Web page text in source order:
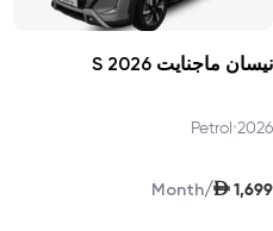
نيسان ماجنايت S 2026
2026
•
Petrol
AED 1,699
/
Month